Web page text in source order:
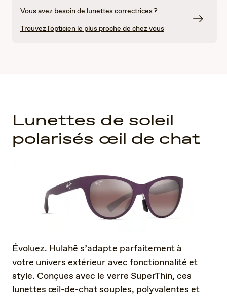
Vous avez besoin de lunettes correctrices ?
Trouvez l'opticien le plus proche de chez vous
Lunettes de soleil
polarisés œil de chat
Évoluez. Hulahē s’adapte parfaitement à
votre univers extérieur avec fonctionnalité et
style. Conçues avec le verre SuperThin, ces
lunettes œil-de-chat souples, polyvalentes et